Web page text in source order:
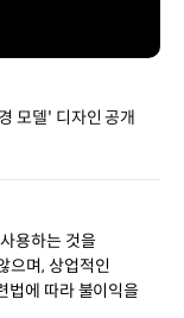
모델' 디자인 공개
용하는 것을
으며, 상업적인
법에 따라 불이익을